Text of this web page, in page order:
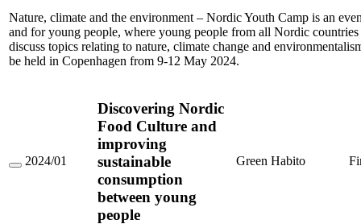
–
Nordic
Youth
Camp
Nature, climate and the environment – Nordic Youth Camp is an
and for young people, where young people from all Nordic countries
discuss topics relating to nature, climate change and
be held in Copenhagen from 9-12 May 2024.
Discovering
2024/01
Discovering Nordic
Food Culture and
improving
sustainable
consumption
between young
people
Green Habito